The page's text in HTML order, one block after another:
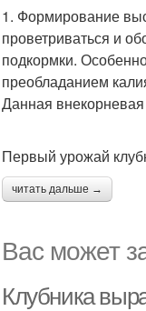
1. Формирование
проветриваться и
подкормки.
преобладанием
Данная
Первый урожай
читать дальше →
Вас может
Клубника